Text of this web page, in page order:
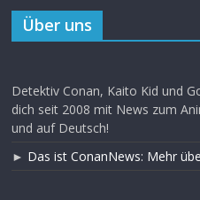
Über uns
Detektiv Conan, Kaito Kid und
dich seit 2008 mit News zum
und auf Deutsch!
► Das ist ConanNews: Mehr